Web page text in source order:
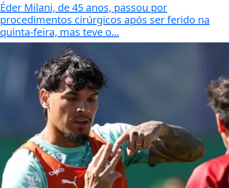
Éder Milani, de 45 anos, passou por
procedimentos cirúrgicos após ser ferido na
quinta-feira, mas teve o...